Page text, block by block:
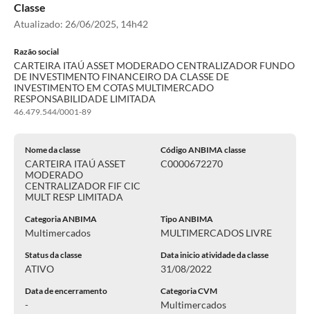
Classe
Atualizado: 26/06/2025, 14h42
Razão social
CARTEIRA ITAÚ ASSET MODERADO CENTRALIZADOR FUNDO
DE INVESTIMENTO FINANCEIRO DA CLASSE DE
INVESTIMENTO EM COTAS MULTIMERCADO
RESPONSABILIDADE LIMITADA
46.479.544/0001-89
Nome da classe
CARTEIRA ITAÚ ASSET
MODERADO
CENTRALIZADOR FIF CIC
MULT RESP LIMITADA
Código ANBIMA classe
C0000672270
Categoria ANBIMA
Multimercados
Tipo ANBIMA
MULTIMERCADOS LIVRE
Status da classe
ATIVO
Data inicio atividade da classe
31/08/2022
Data de encerramento
-
Categoria CVM
Multimercados